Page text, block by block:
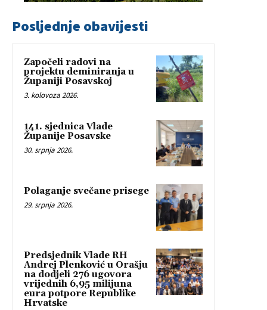
Posljednje obavijesti
Započeli radovi na
projektu deminiranja u
Županiji Posavskoj
3. kolovoza 2026.
141. sjednica Vlade
Županije Posavske
30. srpnja 2026.
Polaganje svečane prisege
29. srpnja 2026.
Predsjednik Vlade RH
Andrej Plenković u Orašju
na dodjeli 276 ugovora
vrijednih 6,95 milijuna
eura potpore Republike
Hrvatske